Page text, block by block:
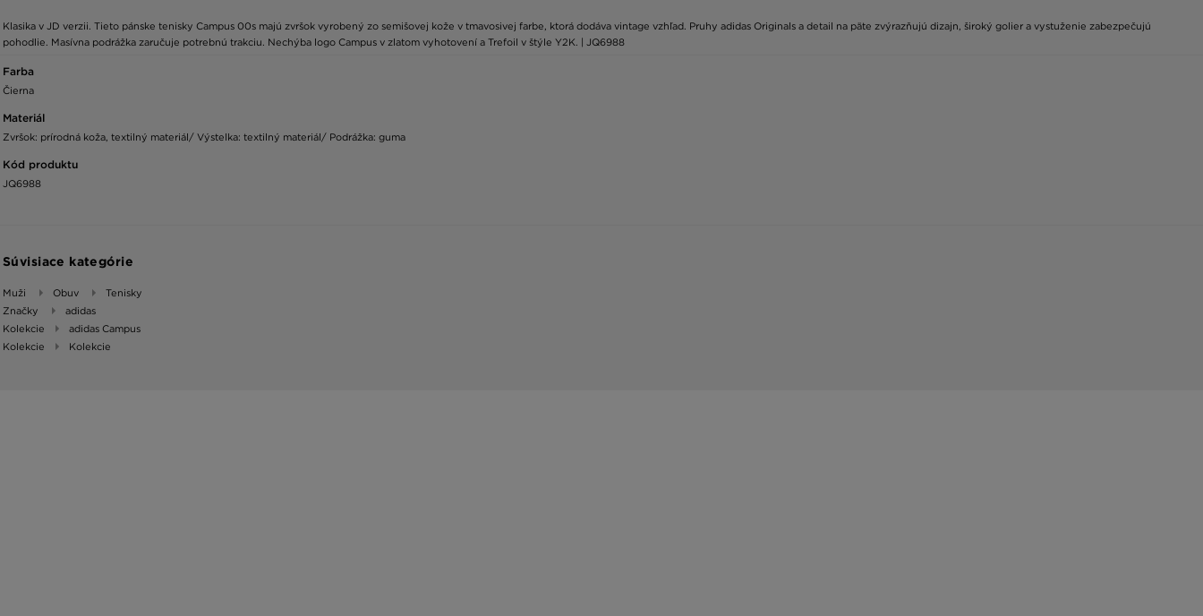
Klasika v JD verzii. Tieto pánske tenisky Campus 00s majú zvršok vyrobený zo semišovej kože v tmavosivej farbe, ktorá dodáva vintage vzhľad. Pruhy adidas Originals a detail na päte zvýrazňujú dizajn, široký golier a vystuženie zabezpečujú
pohodlie. Masívna podrážka zaručuje potrebnú trakciu. Nechýba logo Campus v zlatom vyhotovení a Trefoil v štýle Y2K. | JQ6988
Farba
Čierna
Materiál
Zvršok: prírodná koža, textilný materiál/ Výstelka: textilný materiál/ Podrážka: guma
Kód produktu
JQ6988
Súvisiace kategórie
Muži Obuv
Tenisky
Značky
adidas
Kolekcie
adidas Campus
Kolekcie
Kolekcie